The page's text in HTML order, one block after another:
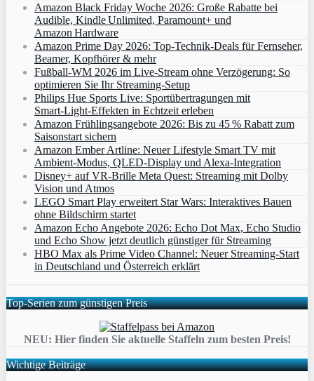
Amazon Black Friday Woche 2026: Große Rabatte bei
Audible, Kindle Unlimited, Paramount+ und
Amazon Hardware
Amazon Prime Day 2026: Top-Technik-Deals für Fernseher,
Beamer, Kopfhörer & mehr
Fußball-WM 2026 im Live-Stream ohne Verzögerung: So
optimieren Sie Ihr Streaming-Setup
Philips Hue Sports Live: Sportübertragungen mit
Smart‑Light‑Effekten in Echtzeit erleben
Amazon Frühlingsangebote 2026: Bis zu 45 % Rabatt zum
Saisonstart sichern
Amazon Ember Artline: Neuer Lifestyle Smart TV mit
Ambient‑Modus, QLED‑Display und Alexa‑Integration
Disney+ auf VR-Brille Meta Quest: Streaming mit Dolby
Vision und Atmos
LEGO Smart Play erweitert Star Wars: Interaktives Bauen
ohne Bildschirm startet
Amazon Echo Angebote 2026: Echo Dot Max, Echo Studio
und Echo Show jetzt deutlich günstiger für Streaming
HBO Max als Prime Video Channel: Neuer Streaming‑Start
in Deutschland und Österreich erklärt
Top-Serien zum günstigen Preis
NEU: Hier finden Sie aktuelle Staffeln zum besten Preis!
Wichtige Beiträge